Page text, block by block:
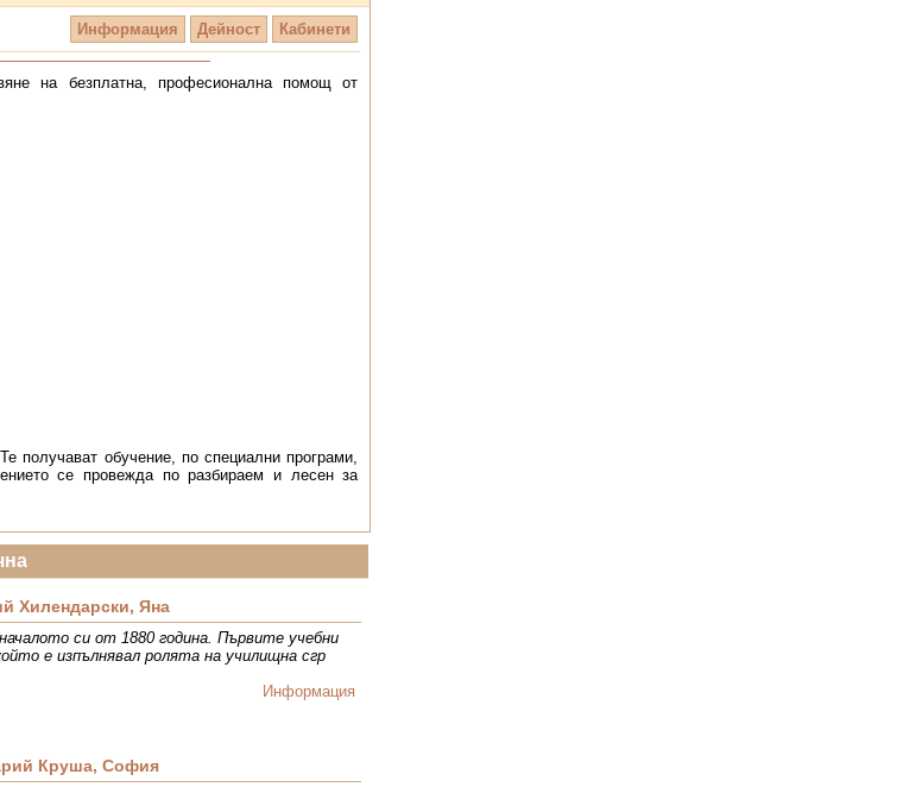
Информация Дейност Кабинети
на безплатна, професионална помощ от
получават обучение, по специални програми,
се провежда по разбираем и лесен за
Хилендарски, Яна
си от 1880 година. Първите учебни
е изпълнявал ролята на училищна сгр
Информация
Круша, София